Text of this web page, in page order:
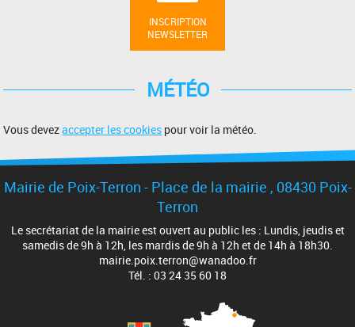
INSCRIPTION
NEWSLETTER
MÉTÉO
Vous devezaccepter les cookies pour voir la météo.
Mairie de Poix-Terron - Place de la mairie , 08430 Poix-
Terron
Le secrétariat de la mairie est ouvert au public les : Lundis, jeudis et
samedis de 9h à 12h, les mardis de 9h à 12h et de 14h à 18h30.
mairie.poix.terron@wanadoo.fr
Tél. : 03 24 35 60 18